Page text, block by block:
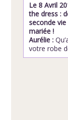
Le 8 Avril
the dress :
seconde
mariée !
Aurélie :
votre robe